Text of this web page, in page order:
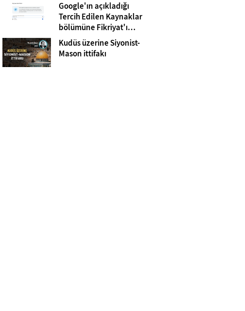
Google'ın açıkladığı
Tercih Edilen Kaynaklar
bölümüne Fikriyat'ı
eklemeyi unutmayın!
Kudüs üzerine Siyonist-
Mason ittifakı